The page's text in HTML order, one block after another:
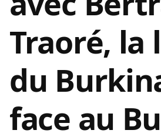
Traoré, la
du
face au